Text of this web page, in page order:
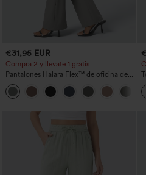
€31,95 EUR
Compra 2 y llévate 1 gratis
Pantalones Halara Flex™ de oficina de
tiro alto ligeramente acampanados con
bolsillos